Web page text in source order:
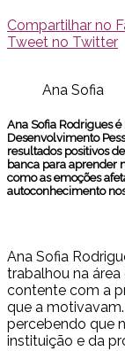
Compartilhar no
Tweet no Twitter
Ana Sofia
Ana Sofia Rodrigues
Desenvolvimento
resultados positivos
banca para aprender
como as emoções
autoconhecimento
Ana Sofia
trabalhou na
contente com a
que a
percebendo que
instituição e da